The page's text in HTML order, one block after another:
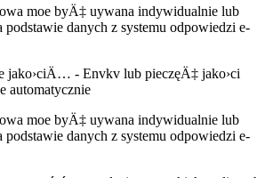
moe byÄ‡ uywana indywidualnie lub
podstawie danych z systemu odpowiedzi e-
jako›ciÄ… - Envkv lub pieczęÄ‡ jako›ci
automatycznie
moe byÄ‡ uywana indywidualnie lub
podstawie danych z systemu odpowiedzi e-